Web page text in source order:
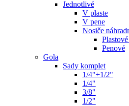
Jednotlivé
V plaste
V pene
Nosiče
Penové
Gola
Sady komplet
1/4"+1/2"
1/4"
3/8"
1/2"